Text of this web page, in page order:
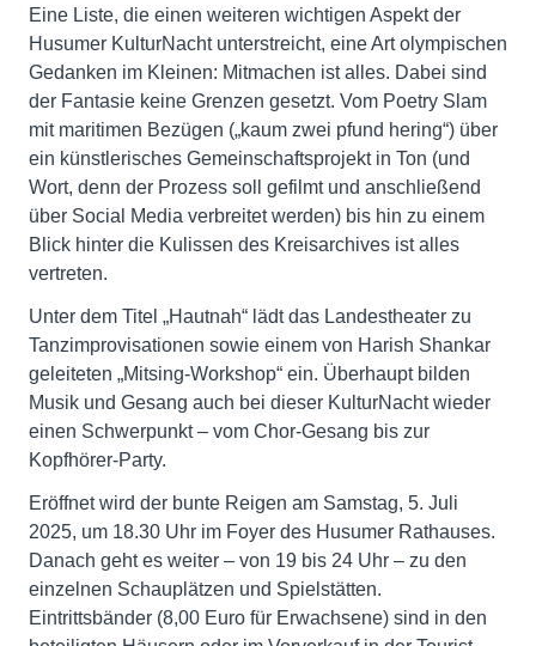
Eine Liste, die einen weiteren wichtigen Aspekt der
Husumer KulturNacht unterstreicht, eine Art olympischen
Gedanken im Kleinen: Mitmachen ist alles. Dabei sind
der Fantasie keine Grenzen gesetzt. Vom Poetry Slam
mit maritimen Bezügen („kaum zwei pfund hering“) über
ein künstlerisches Gemeinschaftsprojekt in Ton (und
Wort, denn der Prozess soll gefilmt und anschließend
über Social Media verbreitet werden) bis hin zu einem
Blick hinter die Kulissen des Kreisarchives ist alles
vertreten.
Unter dem Titel „Hautnah“ lädt das Landestheater zu
Tanzimprovisationen sowie einem von Harish Shankar
geleiteten „Mitsing-Workshop“ ein. Überhaupt bilden
Musik und Gesang auch bei dieser KulturNacht wieder
einen Schwerpunkt – vom Chor-Gesang bis zur
Kopfhörer-Party.
Eröffnet wird der bunte Reigen am Samstag, 5. Juli
2025, um 18.30 Uhr im Foyer des Husumer Rathauses.
Danach geht es weiter – von 19 bis 24 Uhr – zu den
einzelnen Schauplätzen und Spielstätten.
Eintrittsbänder (8,00 Euro für Erwachsene) sind in den